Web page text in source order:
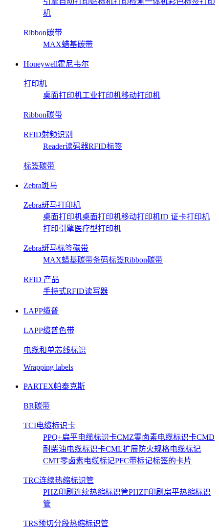
机
Ribbon碳带
MAX蜡基碳带
Honeywell霍尼韦尔
打印机
桌面打印机工业打印机移动打印机
Ribbon碳带
RFID射频识别
Reader读码器RFID标签
标签碳带
Zebra斑马
Zebra斑马打印机
桌面打印机桌面打印机移动打印机ID 证卡打印机
打印引擎医疗型打印机
Zebra斑马标签碳带
MAX蜡基碳带条码标签Ribbon碳带
RFID 产品
手持式RFID读写器
LAPP缆普
LAPP缆普色带
电缆和单芯线标识
Wrapping labels
PARTEX帕泰克斯
BR碳带
TCI电缆标识卡
PPQ+扁平电缆标识卡CMZ零卤素电缆标识卡CMD
耐柴油电缆标识卡CML扩展防火规格电缆标记
CMT零卤素电缆标记PFC带标记标签的卡片
TRC连续热缩标识管
PHZ印刷连续热缩标识管PHZF印刷扁平热缩标识
管
TRS预切分段热缩标识管